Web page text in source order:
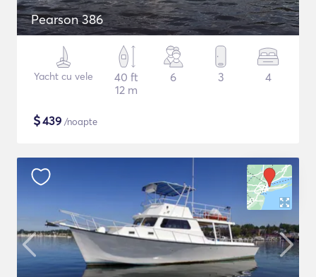
Pearson 386
Yacht cu vele
40 ft
12 m
6 3 4
$439 /noapte